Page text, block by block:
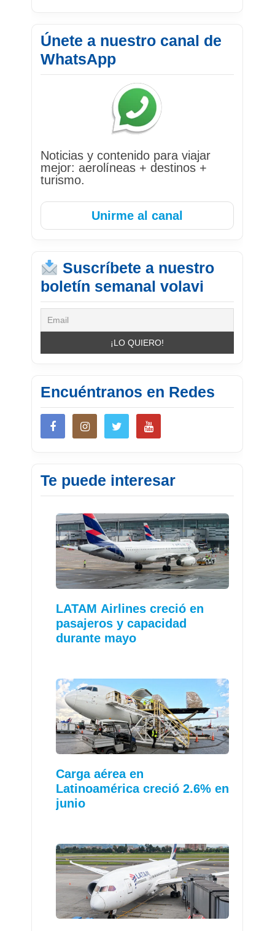
Únete a nuestro canal de
WhatsApp
Noticias y contenido para viajar
mejor: aerolíneas + destinos +
turismo.
Unirme al canal
Suscríbete a nuestro
boletín semanal volavi
Encuéntranos en Redes
Te puede interesar
LATAM Airlines creció en
pasajeros y capacidad
durante mayo
Carga aérea en
Latinoamérica creció 2.6% en
junio